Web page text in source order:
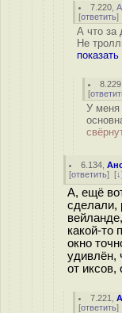
7.220 ,
[ответить]
А что за
Не
показать
8.229
[
У меня
6.134 ,
[ответить] [↓
А, ещё
сделали,
какой-то
окно
удивлён,
от
7.221 ,
[ответить]